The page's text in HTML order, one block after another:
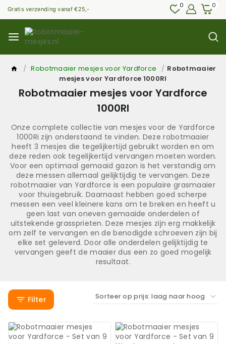
Gratis verzending vanaf €25,- 0 0
/ Robotmaaier mesjes voor Yardforce / Robotmaaier
mesjes voor Yardforce 1000RI
Robotmaaier mesjes voor Yardforce
1000RI
Onze complete collectie van mesjes voor de Yardforce
1000Ri zijn onderstaand te vinden. Deze robotmaaier
heeft 3 mesjes die tegelijkertijd gebruikt worden en om
deze reden ook tegelijkertijd vervangen moeten worden.
Voor een optimaal gemaaid gazon is het verstandig om
deze messen allemaal gelijktijdig te vervangen. Deze
robotmaaier van Yardforce is een populaire grasmaaier
voor thuisgebruik. Daarnaast hebben goed scherpe
messen een veel kleinere kans om te breken en heeft u
geen last van oneven gemaaide onderdelen of
uitstekende grassprieten. Deze mesjes zijn erg makkelijk
om zelf te vervangen en de benodigde schroeven zijn bij
elke set geleverd. Door alle onderdelen gelijktijdig te
vervangen geeft de maaier dus een zo goed mogelijk
resultaat.
Filter